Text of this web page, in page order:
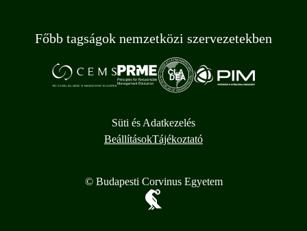
Főbb tagságok nemzetközi szervezetekben
Süti és Adatkezelés
BeállításokTájékoztató
© Budapesti Corvinus Egyetem